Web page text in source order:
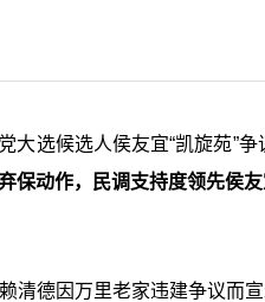
大选候选人侯友宜“凯旋苑”
保动作，民调支持度领先侯
清德因万里老家违建争议而